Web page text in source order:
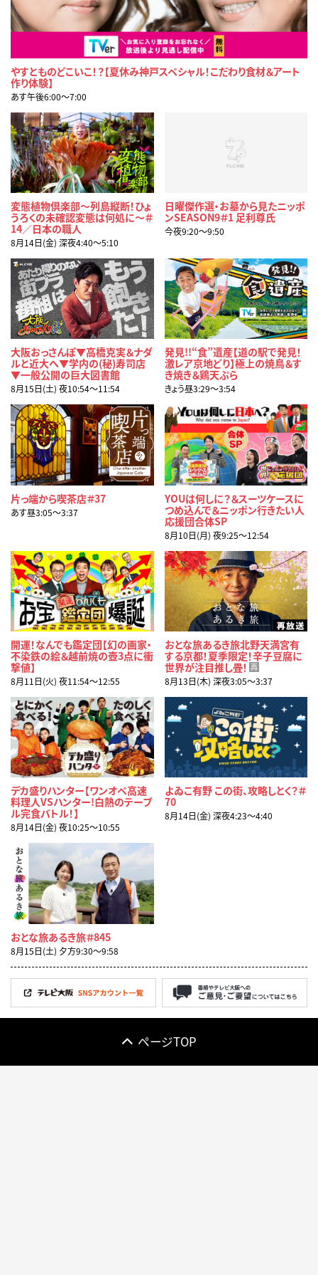
やすとものどこいこ！？【夏休み神戸スペシャル！こだわり食材＆アート
作り体験】
あす午後6:00〜7:00
変態植物倶楽部～列島縦断！ひょ
うろくの未確認変態は何処に～＃
14／日本の職人
8月14日(金) 深夜4:40〜5:10
日曜傑作選・お墓から見たニッポ
ンSEASON9＃1 足利尊氏
今夜9:20〜9:50
大阪おっさんぽ▼高橋克実＆ナダ
ルと近大へ▼学内の(秘)寿司店
▼一般公開の巨大図書館
8月15日(土) 夜10:54〜11:54
発見!!“食”遺産【道の駅で発見！
激レア京地どり】極上の焼鳥＆す
き焼き＆鶏天ぷら
きょう昼3:29〜3:54
片っ端から喫茶店＃37
あす昼3:05〜3:37
YOUは何しに？＆スーツケースに
つめ込んで＆ニッポン行きたい人
応援団合体SP
8月10日(月) 夜9:25〜12:54
開運！なんでも鑑定団【幻の画家・
不染鉄の絵＆越前焼の壺3点に衝
撃値】
8月11日(火) 夜11:54〜12:55
おとな旅あるき旅北野天満宮有
する京都！夏季限定！辛子豆腐に
世界が注目推し畳！ 再
8月13日(木) 深夜3:05〜3:37
デカ盛りハンター【ワンオペ高速
料理人VSハンター!白熱のテーブ
ル完食バトル！】
8月14日(金) 夜10:25〜10:55
よゐこ有野 この街、攻略しとく？＃
70
8月14日(金) 深夜4:23〜4:40
おとな旅あるき旅＃845
8月15日(土) 夕方9:30〜9:58
ページTOP